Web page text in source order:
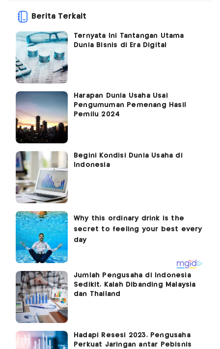
Berita Terkait
Ternyata Ini Tantangan Utama
Dunia Bisnis di Era Digital
Harapan Dunia Usaha Usai
Pengumuman Pemenang Hasil
Pemilu 2024
Begini Kondisi Dunia Usaha di
Indonesia
Jumlah Pengusaha di Indonesia
Sedikit, Kalah Dibanding Malaysia
dan Thailand
Hadapi Resesi 2023, Pengusaha
Perkuat Jaringan antar Pebisnis